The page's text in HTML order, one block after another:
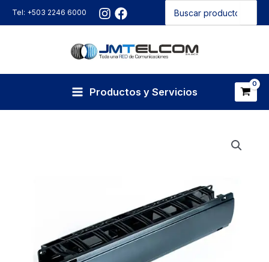
al
Tel: +503 2246 6000
por:
Productos y Servicios